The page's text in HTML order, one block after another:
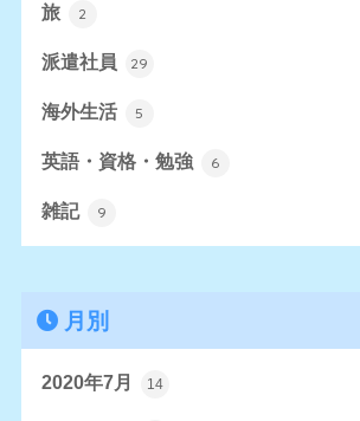
旅 2
派遣社員 29
海外生活 5
英語・資格・勉強 6
雑記 9
月別
2020年7月 14